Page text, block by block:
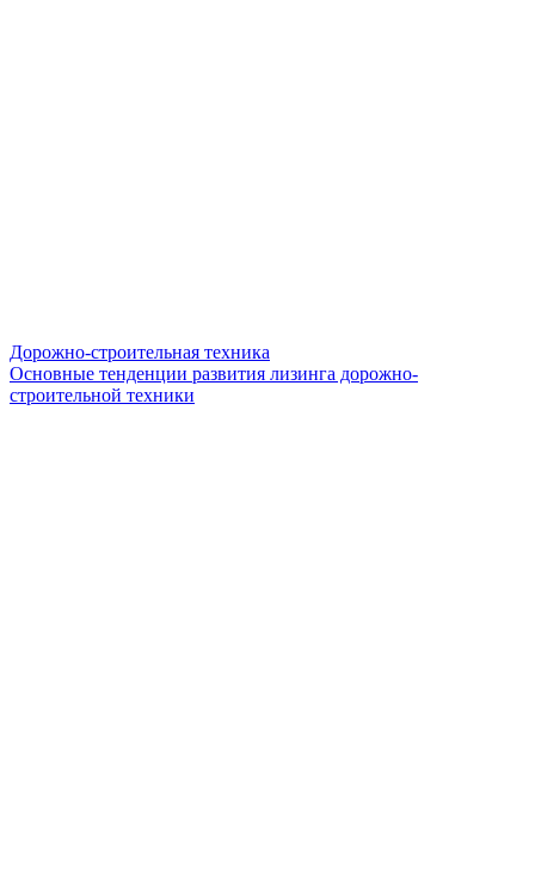
Дорожно-строительная техника
Основные тенденции развития лизинга дорожно-
строительной техники